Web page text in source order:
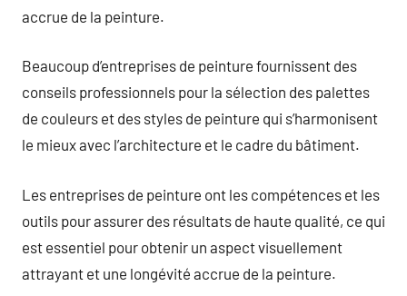
accrue de la peinture.
Beaucoup d’entreprises de peinture fournissent des
conseils professionnels pour la sélection des palettes
de couleurs et des styles de peinture qui s’harmonisent
le mieux avec l’architecture et le cadre du bâtiment.
Les entreprises de peinture ont les compétences et les
outils pour assurer des résultats de haute qualité, ce qui
est essentiel pour obtenir un aspect visuellement
attrayant et une longévité accrue de la peinture.